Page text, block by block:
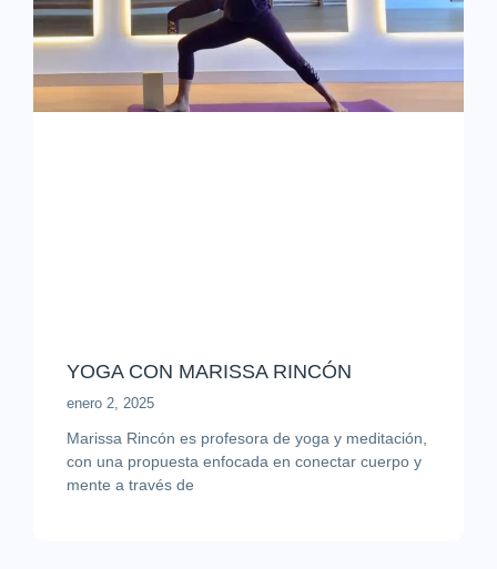
YOGA CON MARISSA RINCÓN
enero 2, 2025
Marissa Rincón es profesora de yoga y meditación,
con una propuesta enfocada en conectar cuerpo y
mente a través de